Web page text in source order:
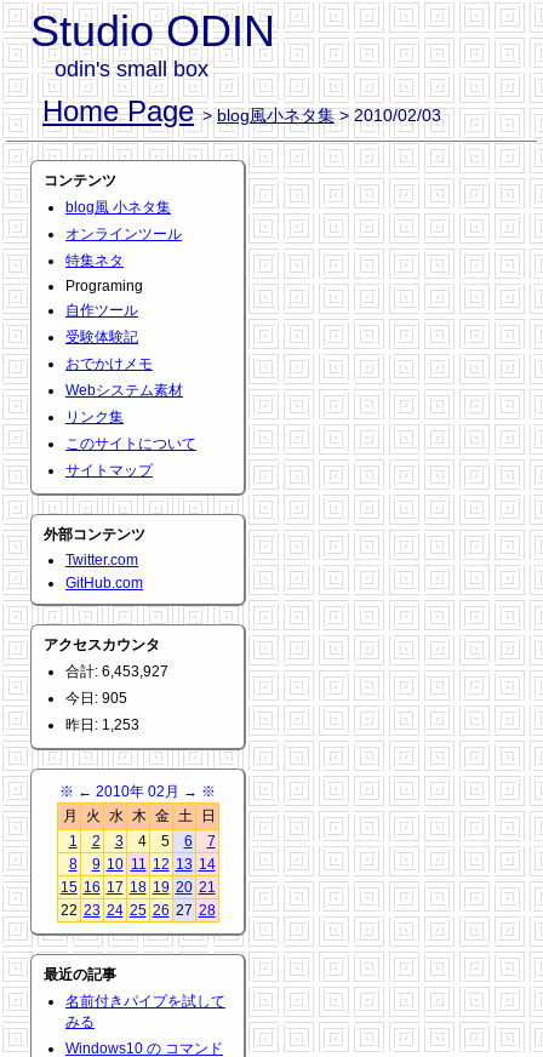
Studio ODIN
odin's small box
Home Page >blog風小ネタ集> 2010/02/03
コンテンツ
blog風 小ネタ集
オンラインツール
特集ネタ
Programing
自作ツール
受験体験記
おでかけメモ
Webシステム素材
リンク集
このサイトについて
サイトマップ
外部コンテンツ
Twitter.com
GitHub.com
アクセスカウンタ
合計: 6,453,927
今日: 905
昨日: 1,253
※ ← 2010年 02月 → ※
月
火 水 木 金 土
日
1
2 3 4 5 6
7
8
9 10 11 12 13 14
15 16 17 18 19 20 21
22 23 24 25 26 27 28
最近の記事
名前付きパイプを試して
みる
Windows10 の コマンド